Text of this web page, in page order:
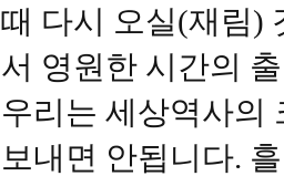
때 다시 오실(재림)
서 영원한 시간의
우리는 세상역사의
보내면 안됩니다.